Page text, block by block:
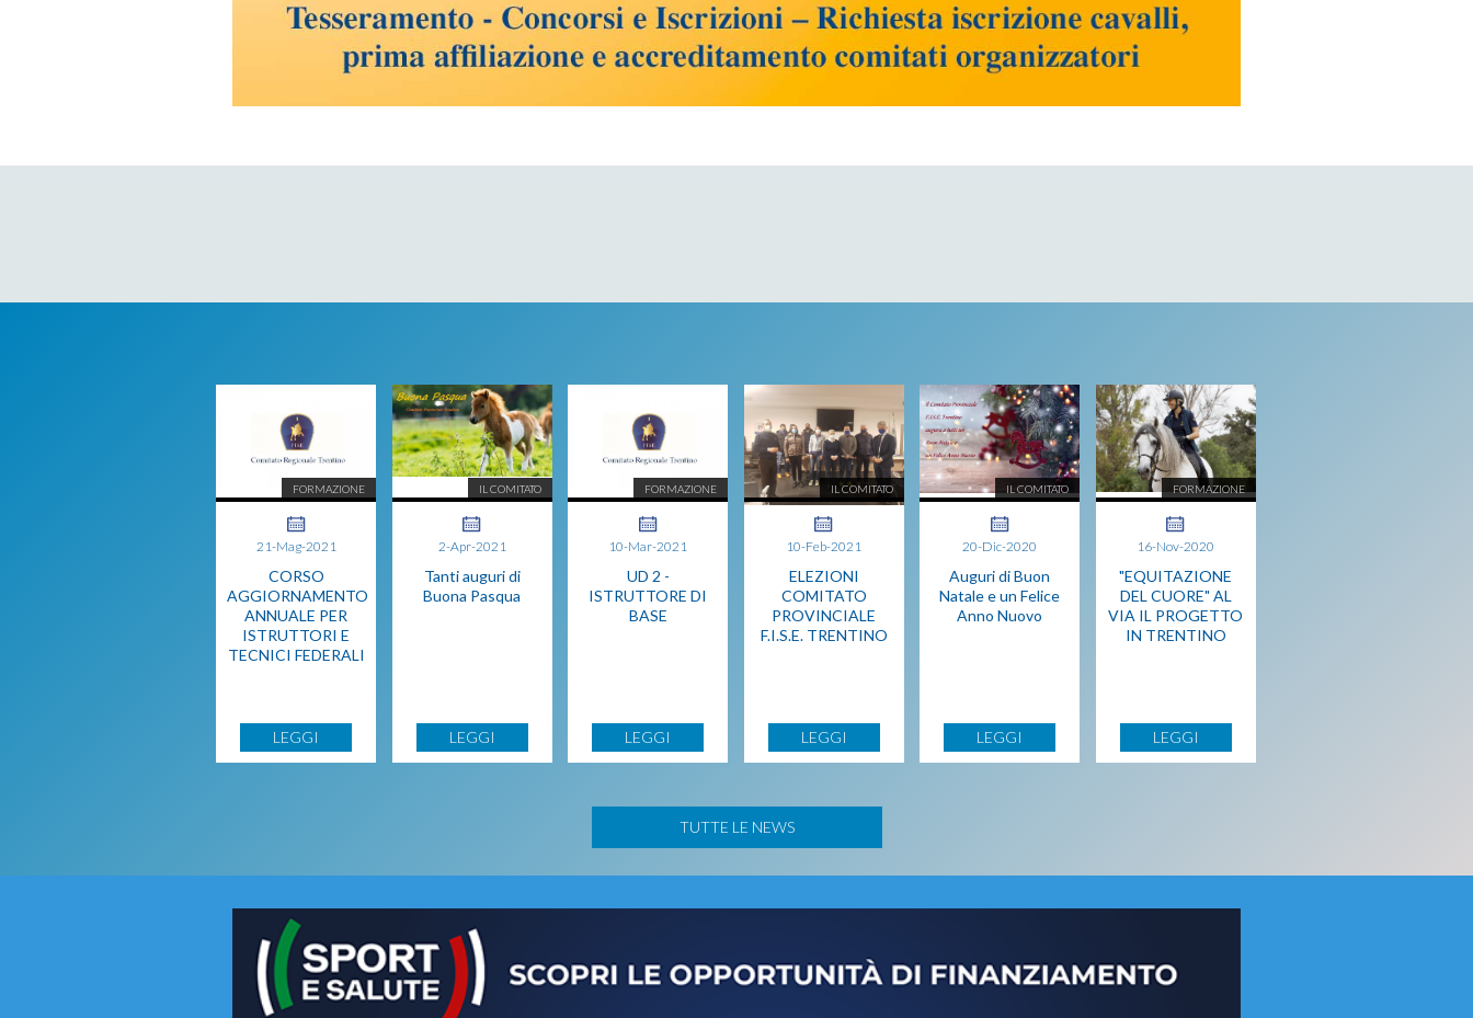
FORMAZIONE
21-Mag-2021
CORSO
AGGIORNAMENTO
ANNUALE PER
ISTRUTTORI E
TECNICI FEDERALI
LEGGI
IL COMITATO
2-Apr-2021
Tanti auguri di
Buona Pasqua
LEGGI
FORMAZIONE
10-Mar-2021
UD 2 -
ISTRUTTORE DI
BASE
LEGGI
IL COMITATO
10-Feb-2021
ELEZIONI
COMITATO
PROVINCIALE
F.I.S.E. TRENTINO
LEGGI
IL COMITATO
20-Dic-2020
Auguri di Buon
Natale e un Felice
Anno Nuovo
LEGGI
FORMAZIONE
16-Nov-2020
"EQUITAZIONE
DEL CUORE" AL
VIA IL PROGETTO
IN TRENTINO
LEGGI
TUTTE LE NEWS